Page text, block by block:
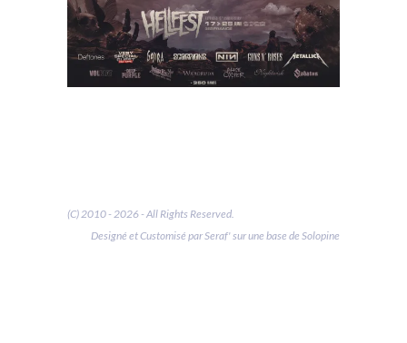
(C) 2010 - 2026 - All Rights Reserved.
Designé et Customisé par Seraf' sur une base de Solopine